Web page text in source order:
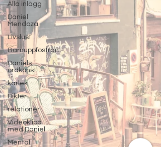
Alla inlägg
Daniel
Mendoza
Livslust
Barnuppfostran
Daniels
ordkonst
kärlek
Dikter
relationer
Videoklipp
med Daniel
Mental